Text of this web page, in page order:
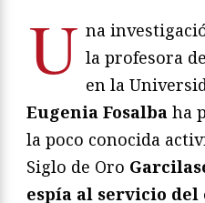
U na
la profesora
en la
Eugenia Fosalba ha
la poco conocida
Siglo de Oro
espía al servicio del